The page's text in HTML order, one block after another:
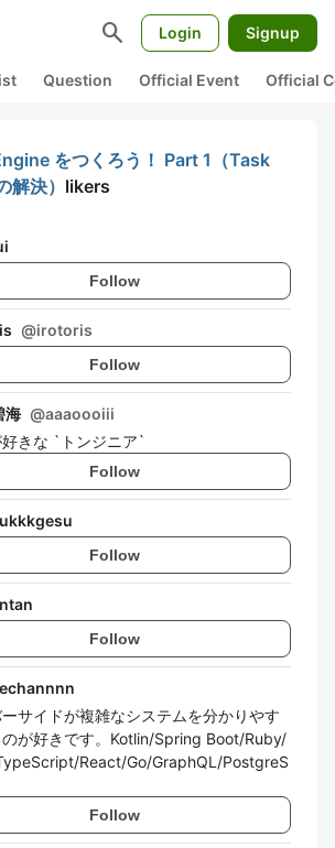
search Login Signup
Question Official Event Official
をつくろう！ Part 1（Task
解決） likers
Follow
@irotoris
Follow
海 @aaaoooiii
きな `トンジニア`
Follow
Follow
Follow
サイドが複雑なシステムを分かりやす
のが好きです。Kotlin/Spring Boot/Ruby/
React/Go/GraphQL/PostgreS
Follow